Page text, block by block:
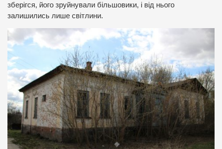
зберігся, його зруйнували більшовики, і від нього
залишились лише світлини.